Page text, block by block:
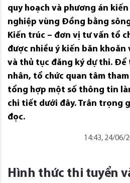
quy hoạch và phương án
nghiệp vùng Đồng bằng
Kiến trúc – đơn vị tư vấn tổ
được nhiều ý kiến băn
và thủ tục đăng ký dự thi. Để
nhân, tổ chức quan tâm tham
tổng hợp một số thông tin
chi tiết dưới đây. Trân trọng
đọc.
14:43, 24/06/
Hình thức thi tuyển